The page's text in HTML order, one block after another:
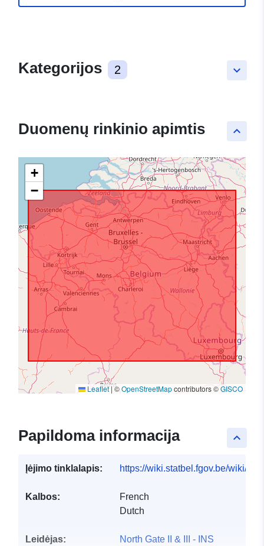
keyboard_arrow_down
Kategorijos 2
keyboard_arrow_up
Duomenų rinkinio apimtis
+
−
Leaflet|©OpenStreetMapcontributors ©GISCO
keyboard_arrow_up
Papildoma informacija
Įėjimo tinklalapis: https://wiki.statbel.fgov.be/wiki/
Kalbos:
French
Dutch
Leidėjas: North Gate II & III - INS